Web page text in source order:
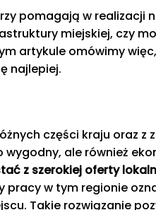
pomagają w realizacji
miejskiej, czy
artykule omówimy
najlepiej.
części kraju oraz z
ale również
z szerokiej oferty
w tym regionie
Takie rozwiązanie